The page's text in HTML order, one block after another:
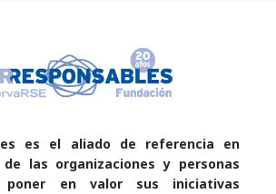
es el aliado de referencia en
de las organizaciones y personas
poner en valor sus iniciativas